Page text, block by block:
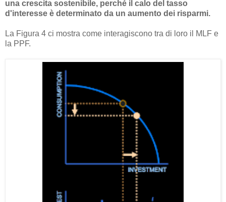
una crescita sostenibile, perché il calo del tasso
d'interesse è determinato da un aumento dei risparmi.
La Figura 4 ci mostra come interagiscono tra di loro il MLF e
la PPF.